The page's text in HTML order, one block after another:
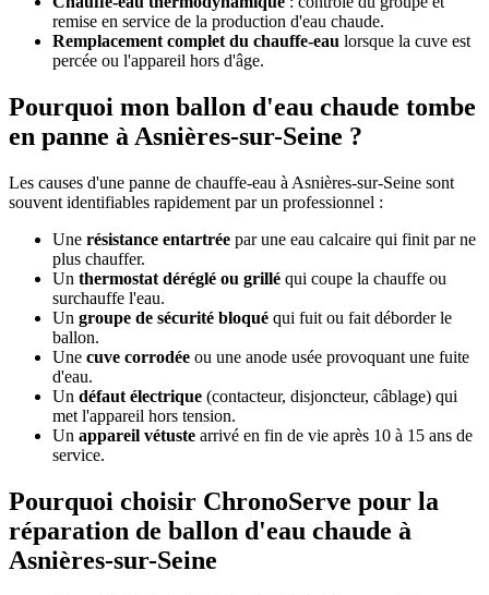
remise en service de la production d'eau chaude.
Remplacement complet du chauffe-eau lorsque la cuve est
percée ou l'appareil hors d'âge.
Pourquoi mon ballon d'eau chaude tombe
en panne à Asnières-sur-Seine ?
Les causes d'une panne de chauffe-eau à Asnières-sur-Seine sont
souvent identifiables rapidement par un professionnel :
Une résistance entartrée par une eau calcaire qui finit par ne
plus chauffer.
Un thermostat déréglé ou grillé qui coupe la chauffe ou
surchauffe l'eau.
Un groupe de sécurité bloqué qui fuit ou fait déborder le
ballon.
Une cuve corrodée ou une anode usée provoquant une fuite
d'eau.
Un défaut électrique (contacteur, disjoncteur, câblage) qui
met l'appareil hors tension.
Un appareil vétuste arrivé en fin de vie après 10 à 15 ans de
service.
Pourquoi choisir ChronoServe pour la
réparation de ballon d'eau chaude à
Asnières-sur-Seine